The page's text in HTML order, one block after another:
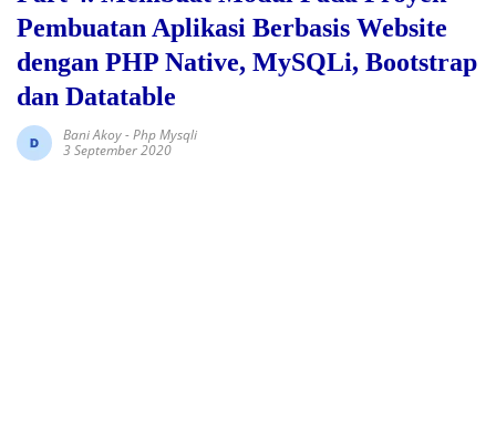
Pembuatan Aplikasi Berbasis Website
dengan PHP Native, MySQLi, Bootstrap
dan Datatable
Bani Akoy-Php Mysqli
3 September 2020